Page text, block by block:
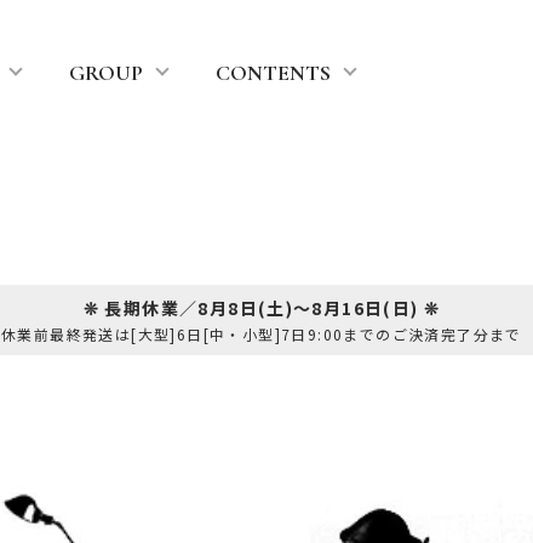
GROUP CONTENTS
❊ 長期休業／8月8日(土)～8月16日(日) ❊
休業前最終発送は[大型]6日[中・小型]7日9:00までのご決済完了分まで